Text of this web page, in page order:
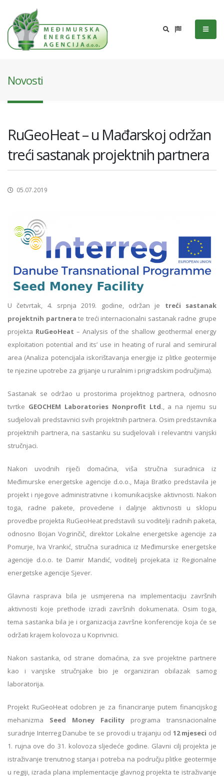
Novosti
RuGeoHeat – u Mađarskoj održan
treći sastanak projektnih partnera
05.07.2019
U četvrtak, 4. srpnja 2019. godine, održan je treći sastanak
projektnih partnera te treći internacionalni sastanak radne grupe
projekta RuGeoHeat – Analysis of the shallow geothermal energy
exploitation potential and its’ use in heating of rural and semirural
area (Analiza potencijala iskorištavanja energije iz plitke geotermije
te njezine upotrebe za grijanje u ruralnim i prigradskim područjima).
Sastanak se održao u prostorima projektnog partnera, odnosno
tvrtke GEOCHEM Laboratories Nonprofit Ltd., a na njemu su
sudjelovali predstavnici svih projektnih partnera. Osim predstavnika
projektnih partnera, na sastanku su sudjelovali i relevantni vanjski
stručnjaci.
Nakon uvodnih riječi domaćina, viša stručna suradnica iz
Međimurske energetske agencije d.o.o., Maja Bratko predstavila je
projekt i njegove administrativne i komunikacijske aktivnosti. Nakon
toga, radne pakete, provedene i daljnje aktivnosti u sklopu
provedbe projekta RuGeoHeat predstavili su voditelji radnih paketa,
odnosno Bojan Vogrinčič, direktor Lokalne energetske agencije za
Pomurje, Iva Vrankić, stručna suradnica iz Međimurske energetske
agencije d.o.o. te Damir Mandić, voditelj projekata iz Regionalne
energetske agencije Sjever.
Glavna rasprava bila je usmjerena na implementaciju završnih
aktivnosti koje prethode izradi završnih dokumenata. Osim toga,
tema sastanka bila je i organizacija završne konferencije koja će se
održati krajem kolovoza u Koprivnici.
Nakon sastanka, od strane domaćina, za sve projektne partnere
kao i vanjske stručnjake bio je organiziran obilazak samog
laboratorija.
Projekt RuGeoHeat odobren je za financiranje putem financijskog
mehanizma Seed Money Facility programa transnacionalne
suradnje Interreg Danube te se provodi u trajanju od 12 mjeseci od
1. rujna ove do 31. kolovoza sljedeće godine. Glavni cilj projekta je
istraživanje trenutnog stanja i potreba na području plitke geotermije
u regiji, izrada plana implementacije glavnog projekta te istraživanje